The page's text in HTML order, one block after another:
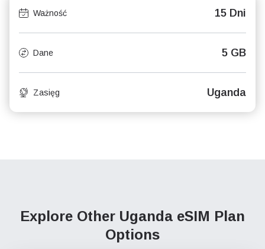
Ważność 15 Dni
Dane 5 GB
Zasięg Uganda
Explore Other Uganda eSIM Plan
Options